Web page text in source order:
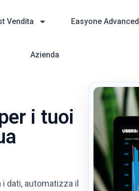
Vendita Easyone Advanced
Azienda
i tuoi
dati, automatizza il